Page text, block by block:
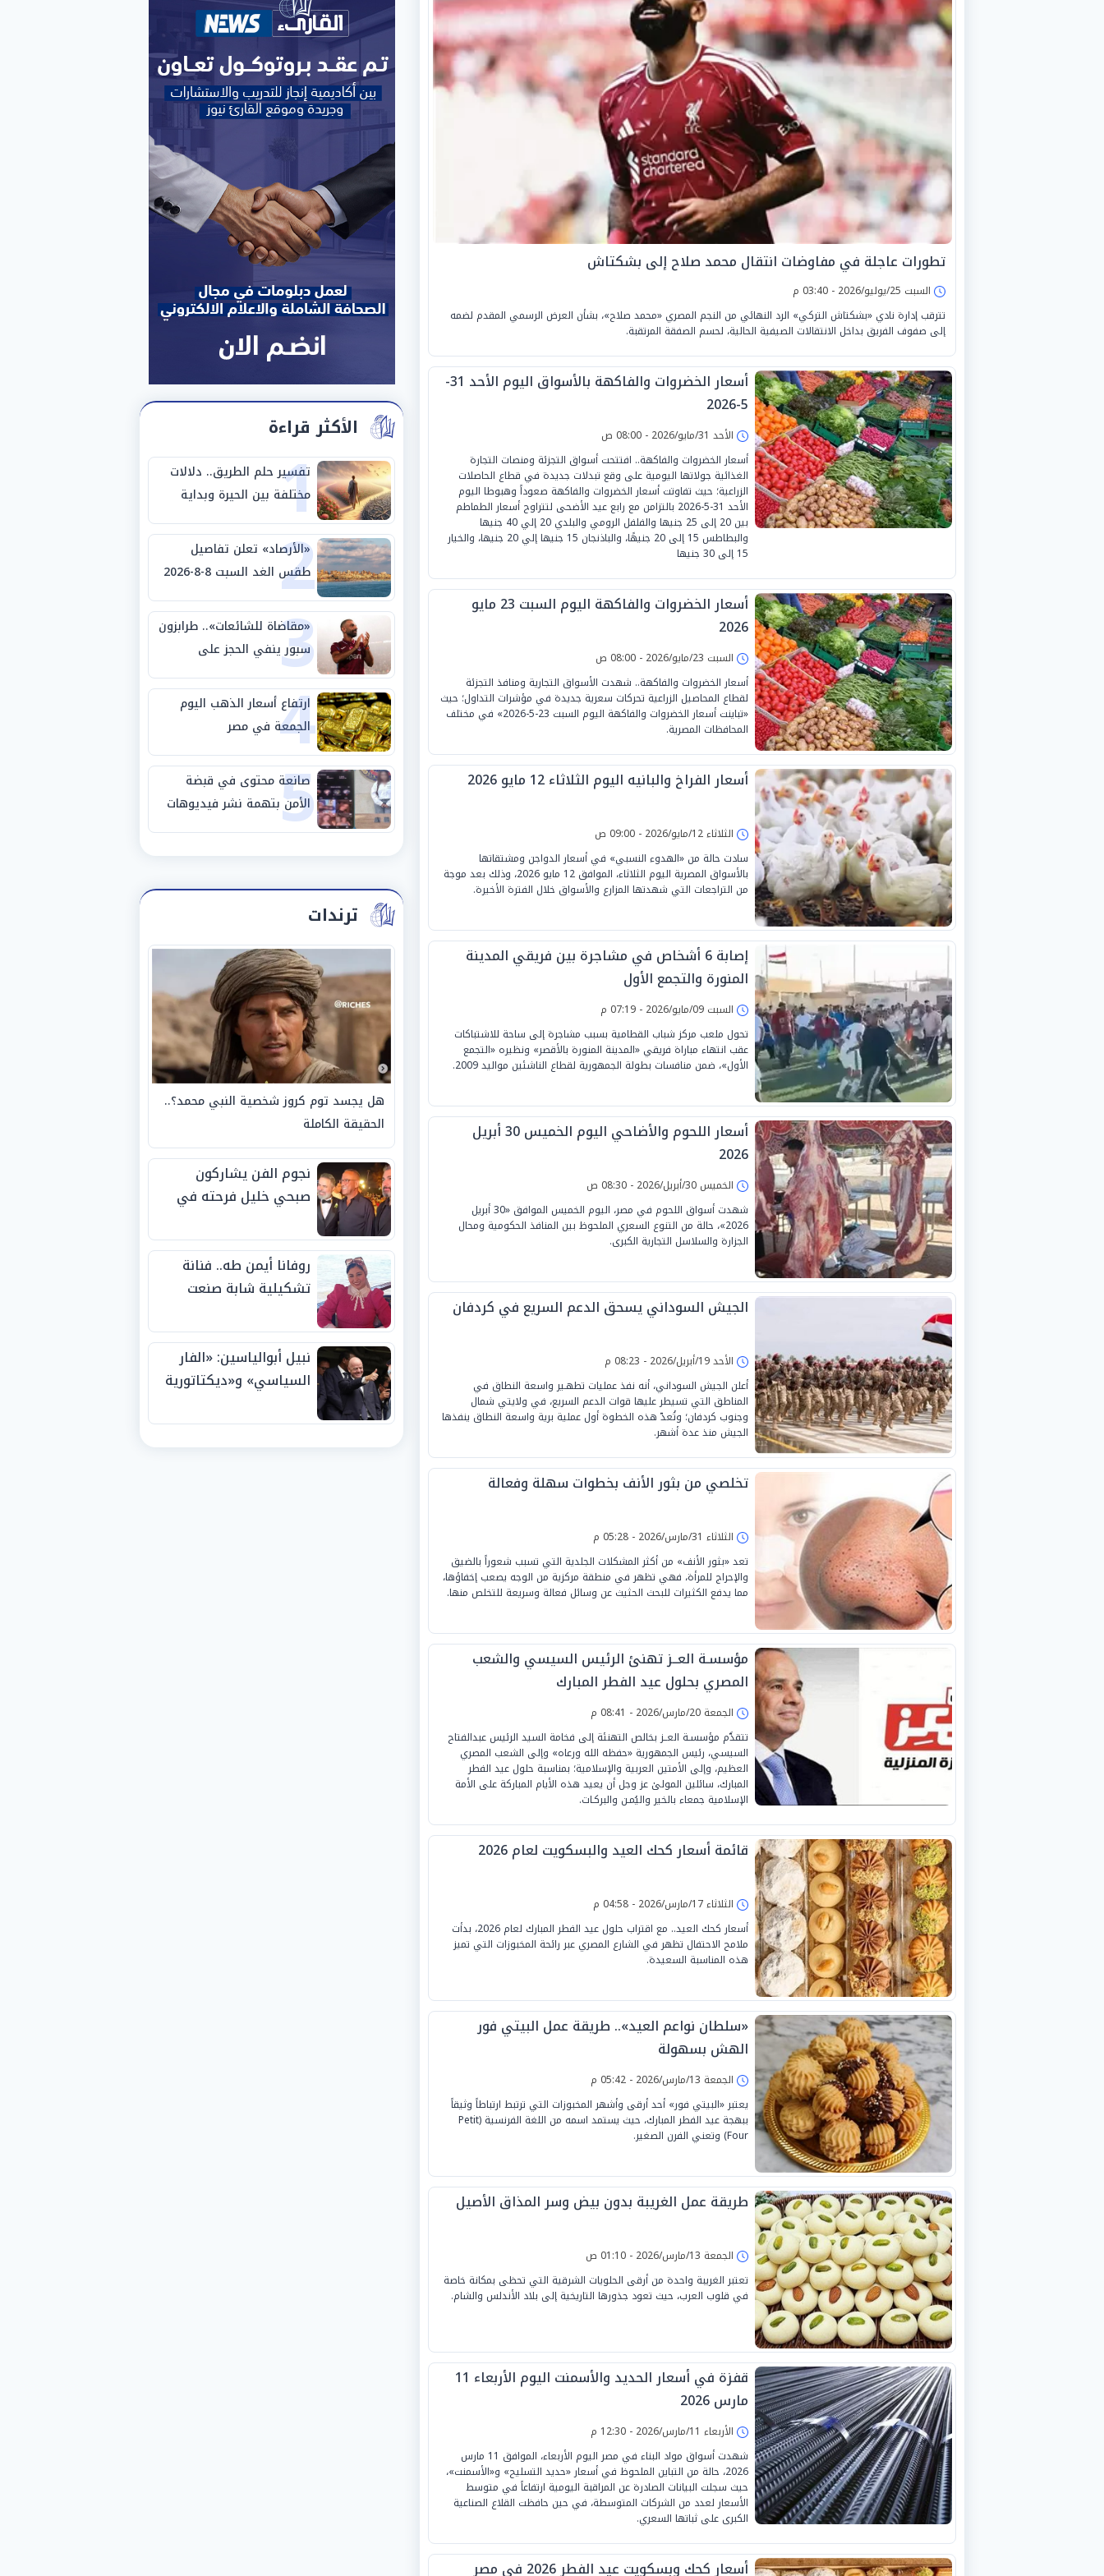
تطورات عاجلة في مفاوضات انتقال محمد صلاح إلى بشكتاش
السبت 25/يوليو/2026 - 03:40 م
تترقب إدارة نادي «بشكتاش التركي» الرد النهائي من النجم المصري «محمد صلاح»، بشأن العرض الرسمي المقدم لضمه
إلى صفوف الفريق بداخل الانتقالات الصيفية الحالية، لحسم الصفقة المرتقبة.
أسعار الخضروات والفاكهة بالأسواق اليوم الأحد 31-
5-2026
الأحد 31/مايو/2026 - 08:00 ص
أسعار الخضروات والفاكهة.. افتتحت أسواق التجزئة ومنصات التجارة
الغذائية جولاتها اليومية على وقع تبدلات جديدة في قطاع الحاصلات
الزراعية؛ حيث تفاوتت أسعار الخضروات والفاكهة صعوداً وهبوطا اليوم
الأحد 31-5-2026 بالتزامن مع رابع عيد الأضحى لتتراوح أسعار الطماطم
بين 20 إلى 25 جنيها والفلفل الرومي والبلدي 20 إلي 40 جنيها
والبطاطس 15 إلى 20 جنيهًا، والباذنجان 15 جنيها إلي 20 جنيها، والخيار
15 إلى 30 جنيها
أسعار الخضروات والفاكهة اليوم السبت 23 مايو
2026
السبت 23/مايو/2026 - 08:00 ص
أسعار الخضروات والفاكهة.. شهدت الأسواق التجارية ومنافذ التجزئة
لقطاع المحاصيل الزراعية تحركات سعرية جديدة في مؤشرات التداول؛ حيث
«تباينت أسعار الخضروات والفاكهة اليوم السبت 23-5-2026» في مختلف
المحافظات المصرية.
أسعار الفراخ والبانيه اليوم الثلاثاء 12 مايو 2026
الثلاثاء 12/مايو/2026 - 09:00 ص
سادت حالة من «الهدوء النسبي» في أسعار الدواجن ومشتقاتها
بالأسواق المصرية اليوم الثلاثاء، الموافق 12 مايو 2026، وذلك بعد موجة
من التراجعات التي شهدتها المزارع والأسواق خلال الفترة الأخيرة.
إصابة 6 أشخاص في مشاجرة بين فريقي المدينة
المنورة والتجمع الأول
السبت 09/مايو/2026 - 07:19 م
تحول ملعب مركز شباب القطامية بسبب مشاجرة إلى ساحة للاشتباكات
عقب انتهاء مباراة فريقي «المدينة المنورة بالأقصر» ونظيره «التجمع
الأول»، ضمن منافسات بطولة الجمهورية لقطاع الناشئين مواليد 2009.
أسعار اللحوم والأضاحي اليوم الخميس 30 أبريل
2026
الخميس 30/أبريل/2026 - 08:30 ص
شهدت أسواق اللحوم في مصر، اليوم الخميس الموافق «30 أبريل
2026»، حالة من التنوع السعري الملحوظ بين المنافذ الحكومية ومحال
الجزارة والسلاسل التجارية الكبرى.
الجيش السوداني يسحق الدعم السريع في كردفان
الأحد 19/أبريل/2026 - 08:23 م
أعلن الجيش السوداني، أنه نفذ عمليات تطهـير واسعة النطاق في
المناطق التي تسيطر عليها قوات الدعم السريع، في ولايتي شمال
وجنوب كردفان؛ وتُعدّ هذه الخطوة أول عملية برية واسعة النطاق ينفذها
الجيش منذ عدة أشهر.
تخلصي من بثور الأنف بخطوات سهلة وفعالة
الثلاثاء 31/مارس/2026 - 05:28 م
تعد «بثور الأنف» من أكثر المشكلات الجلدية التي تسبب شعوراً بالضيق
والإحراج للمرأة، فهي تظهر في منطقة مركزية من الوجه يصعب إخفاؤها،
مما يدفع الكثيرات للبحث الحثيث عن وسائل فعالة وسريعة للتخلص منها.
مؤسسـة العــز تهنئ الرئيس السيسي والشعب
المصري بحلول عيد الفطر المبارك
الجمعة 20/مارس/2026 - 08:41 م
تتقدَّم مؤسسـة العــز بخالص التهنئة إلى فخامة السيد الرئيس عبدالفتاح
السيسي، رئيس الجمهورية «حفظه الله ورعاه» وإلى الشعب المصري
العظيم، وإلى الأمتين العربية والإسلامية؛ بمناسبة حلول عيد الفطر
المبارك، سائلين المولىٰ عز وجل أن يعيد هذه الأيام المباركة على الأمة
الإسلامية جمعاء بالخير واليُمـن والبركـات.
قائمة أسعار كحك العيد والبسكويت لعام 2026
الثلاثاء 17/مارس/2026 - 04:58 م
أسعار كحك العيد.. مع اقتراب حلول عيد الفطر المبارك لعام 2026، بدأت
ملامح الاحتفال تظهر في الشارع المصري عبر رائحة المخبوزات التي تميز
هذه المناسبة السعيدة.
«سلطان نواعم العيد».. طريقة عمل البيتي فور
الهش بسهولة
الجمعة 13/مارس/2026 - 05:42 م
يعتبر «البيتي فور» أحد أرقى وأشهر المخبوزات التي ترتبط ارتباطاً وثيقاً
ببهجة عيد الفطر المبارك، حيث يستمد اسمه من اللغة الفرنسية (Petit
Four) وتعني الفرن الصغير.
طريقة عمل الغريبة بدون بيض وسر المذاق الأصيل
الجمعة 13/مارس/2026 - 01:10 ص
تعتبر الغريبة واحدة من أرقى الحلويات الشرقية التي تحظى بمكانة خاصة
في قلوب العرب، حيث تعود جذورها التاريخية إلى بلاد الأندلس والشام.
قفزة في أسعار الحديد والأسمنت اليوم الأربعاء 11
مارس 2026
الأربعاء 11/مارس/2026 - 12:30 م
شهدت أسواق مواد البناء في مصر اليوم الأربعاء، الموافق 11 مارس
2026، حالة من التباين الملحوظ في أسعار «حديد التسليح» و«الأسمنت»،
حيث سجلت البيانات الصادرة عن المراقبة اليومية ارتفاعاً في متوسط
الأسعار لعدد من الشركات المتوسطة، في حين حافظت القلاع الصناعية
الكبرى على ثباتها السعري.
أسعار كحك وبسكويت عيد الفطر 2026 في مصر
الأكثر قراءة
1
تفسير حلم الطريق.. دلالات
مختلفة بين الحيرة وبداية
مرحلة جديدة
2
«الأرصاد» تعلن تفاصيل
طقس الغد السبت 8-8-2026
والظواهر الجوية
3
«مقاضاة للشائعات».. طرابزون
سبور ينفي الحجز على
مستحقات محمد صلاح
4
ارتفاع أسعار الذهب اليوم
الجمعة في مصر
5
صانعة محتوى في قبضة
الأمن بتهمة نشر فيديوهات
خادشة للحياء
ترندات
هل يجسد توم كروز شخصية النبي محمد؟..
الحقيقة الكاملة
نجوم الفن يشاركون
صبحي خليل فرحته في
روفانا أيمن طه.. فنانة
تشكيلية شابة صنعت
الجوائز منذ الصغر
نبيل أبوالياسين: «الفار
السياسي» و«ديكتاتورية
الفيفا».. وإقالة